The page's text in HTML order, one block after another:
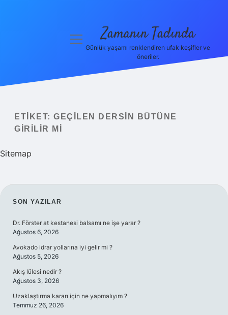
Yasal Uyarı
Hakkımızda
menüyüZamanın Tadında
Günlük yaşamı renklendiren ufak keşifler ve
öneriler.
ETIKET: GEÇILEN DERSIN BÜTÜNE
GIRILIR MI
Sitemap
SIDEBAR
SON YAZILAR
Dr. Förster at kestanesi balsamı ne işe yarar ?
Ağustos 6, 2026
Avokado idrar yollarına iyi gelir mi ?
Ağustos 5, 2026
Akış lülesi nedir ?
Ağustos 3, 2026
Uzaklaştırma kararı için ne yapmalıyım ?
Temmuz 26, 2026